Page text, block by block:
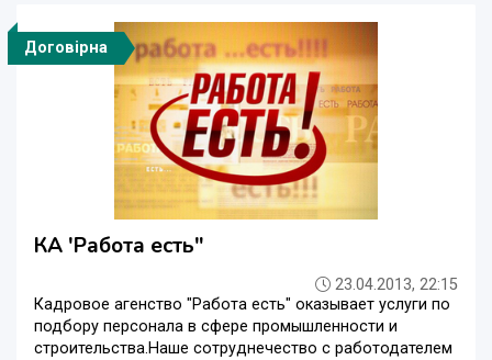
Договірна
КА 'Работа есть"
23.04.2013, 22:15
Кадровое агенство "Работа есть" оказывает услуги по
подбору персонала в сфере промышленности и
строительства.Наше сотруднечество с работодателем